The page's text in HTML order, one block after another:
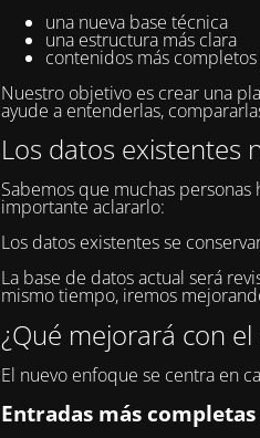
una nueva base técnica
una estructura más clara
contenidos más
Nuestro objetivo es crear una
ayude a entenderlas,
Los datos existentes
Sabemos que muchas
importante aclararlo:
Los datos existentes se
La base de datos actual será
mismo tiempo, iremos
¿Qué mejorará con
El nuevo enfoque se centra en
Entradas más completas